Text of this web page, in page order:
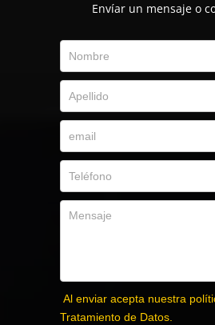
Envíar un mensaje o
Al enviar acepta nuestra
Tratamiento de Datos.